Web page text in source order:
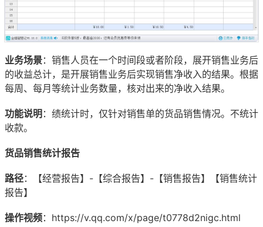
业务场景：销售人员在一个时间段或者阶段，展开销售业务后
的收益总计，是开展销售业务后实现销售净收入的结果。根据
每周、每月等统计业务数量，核对出来的净收入结果。
功能说明：绩统计时，仅针对销售单的货品销售情况。不统计
收款。
货品销售统计报告
路径：【经营报告】-【综合报告】-【销售报告】【销售统计
报告】
操作视频：https://v.qq.com/x/page/t0778d2nigc.html